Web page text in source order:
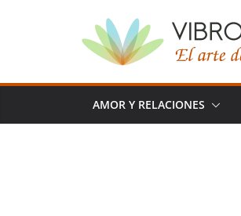
AMOR Y RELACIONES